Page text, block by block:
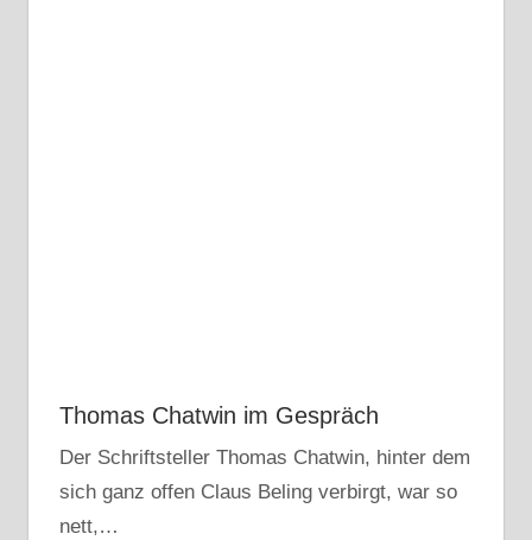
Thomas Chatwin im Gespräch
Der Schriftsteller Thomas Chatwin, hinter dem
sich ganz offen Claus Beling verbirgt, war so
nett,…